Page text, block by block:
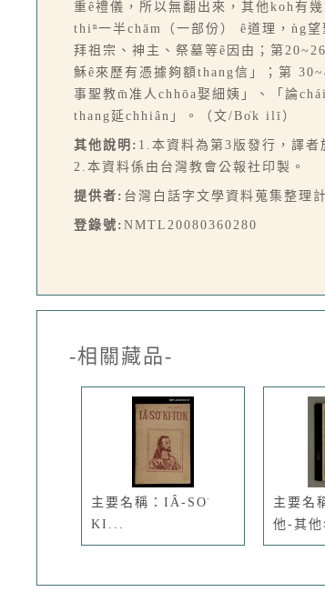
重ê禮儀，所以無翻出來，其他koh有
thiⁿ一半chām（一部份） ê道理，ǹg
拜祖宗、神主、祭墓等ê因由；第
穌ê來歷有憑據夠額thang信」；第
事聖教m̄准人chhōa娶細姨」、「論
thang延chhiân」。（文/Bo̍k ilī）
其他說明: 1.本資料為第3版發行，譯者
2.本資料係由台灣教會公報社印製。
提供者: 台灣白話字文學資料蒐集整理
登錄號: NMTL20080360280
-相關藏品-
主要名稱：IÂ-SO͘
KI...
主要名
他-其